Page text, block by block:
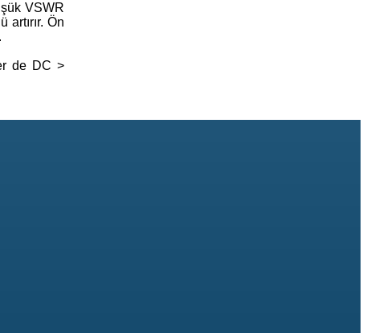
VSWR
Ön
de DC >